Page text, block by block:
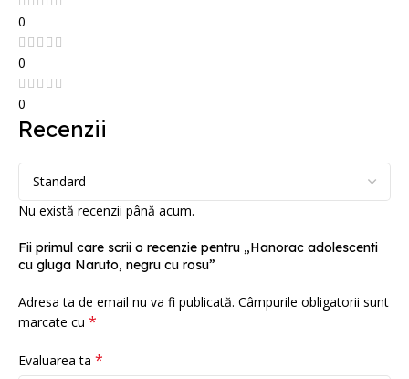
0
0
0
Recenzii
Nu există recenzii până acum.
Fii primul care scrii o recenzie pentru „Hanorac adolescenti
cu gluga Naruto, negru cu rosu”
Adresa ta de email nu va fi publicată. Câmpurile obligatorii sunt
marcate cu *
Evaluarea ta *